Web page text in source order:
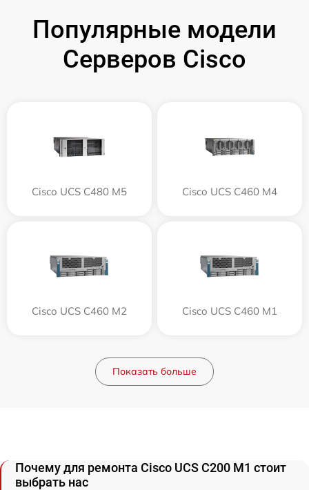
Популярные модели
Серверов Cisco
Cisco UCS C480 M5 Cisco UCS C460 M4
Cisco UCS C460 M2 Cisco UCS C460 M1
Показать больше
Почему для ремонта Cisco UCS C200 M1 стоит
выбрать нас